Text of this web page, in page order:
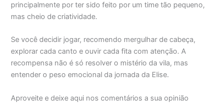
principalmente por ter sido feito por um time tão pequeno,
mas cheio de criatividade.
Se você decidir jogar, recomendo mergulhar de cabeça,
explorar cada canto e ouvir cada fita com atenção. A
recompensa não é só resolver o mistério da vila, mas
entender o peso emocional da jornada da Elise.
Aproveite e deixe aqui nos comentários a sua opinião